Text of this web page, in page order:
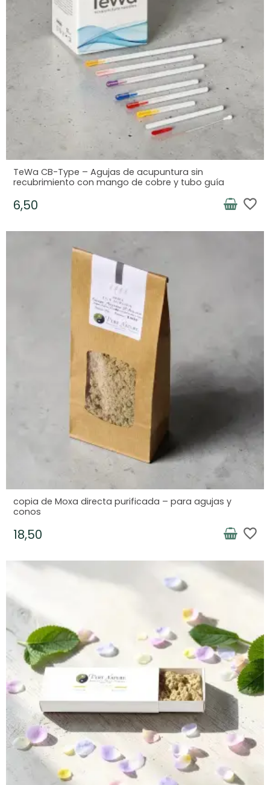
TeWa CB-Type – Agujas de acupuntura sin
recubrimiento con mango de cobre y tubo guía
6,50 favorite_border
copia de Moxa directa purificada – para agujas y
conos
18,50 favorite_border